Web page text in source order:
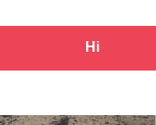
Ні